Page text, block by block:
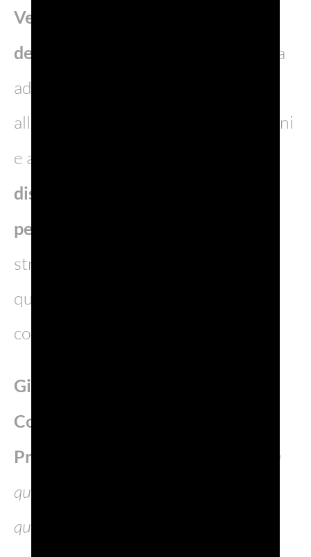
Veneto
dell’Ospedale di Treviso
ed è servita
ad acquistare macchinari
all’avanguardia per la cura dei bambini
e a sostenere attività per
disagi dell’ospedalizzazione
pediatrica
strutture mediche prosegue anche
quest’anno, dando continuità alla
collaborazione.
Giancarlo Guidolin, Presidente del
Consorzio di Tutela della DOC
Prosecco:
“Confermiamo il supporto a
questa iniziativa certi che anche
quest’anno dimostrerà, forse con vigore